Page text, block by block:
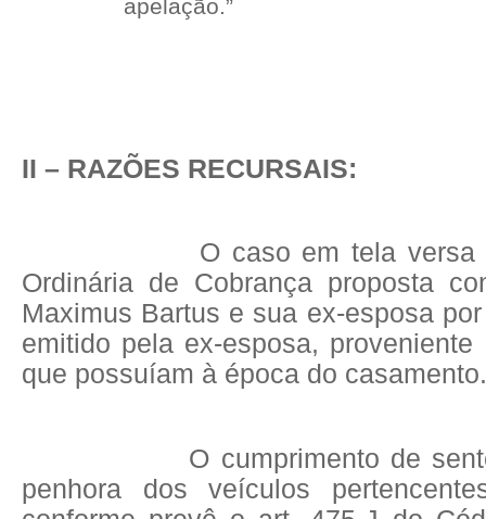
apelação.”
II – RAZÕES RECURSAIS:
O caso em tela versa
Ordinária de Cobrança proposta
Maximus Bartus e sua ex-esposa
emitido pela ex-esposa,
que possuíam à época do casamento.
O cumprimento de
penhora dos veículos